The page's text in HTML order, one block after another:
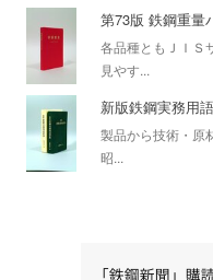
第73版 鉄鋼重量
各品種ともＪＩＳ
見やす...
新版鉄鋼実務用
製品から技術・原
昭...